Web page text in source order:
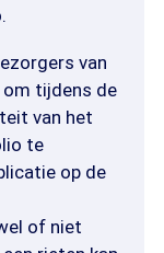
van
om tijdens de
van het
te
op de
of niet